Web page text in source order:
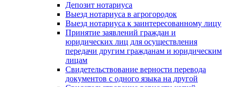
Депозит нотариуса
Выезд нотариуса в агрогородок
Выезд нотариуса к заинтересованному лицу
Принятие заявлений граждан и
юридических лиц для осуществления
передачи другим гражданам и юридическим
лицам
Свидетельствование верности перевода
документов с одного языка на другой